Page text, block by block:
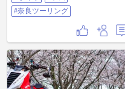
ー #リターンライダーと繋がりたい
#ツーリング #ツーリングスポット
#お花見ツーリング #お花見 #桜と
バイク #桜スポット #さくら #奈良
#奈良ツーリング